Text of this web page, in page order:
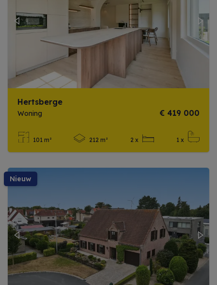
Previous Next
Hertsberge
Woning € 419 000
101 m² 212 m² 2 x 1 x
nieuw
Previous Next